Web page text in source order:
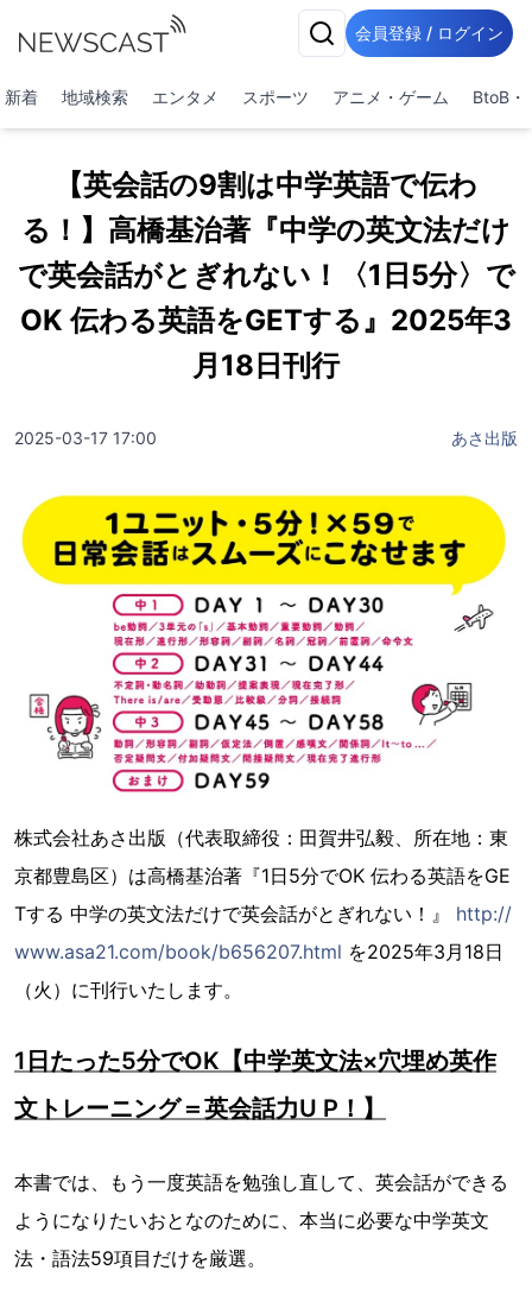
会員登録 / ログイン
新着 地域検索 エンタメ スポーツ アニメ・ゲーム BtoB・
【英会話の9割は中学英語で伝わ
る！】高橋基治著『中学の英文法だけ
で英会話がとぎれない！〈1日5分〉で
OK 伝わる英語をGETする』2025年3
月18日刊行
2025-03-17 17:00 あさ出版
株式会社あさ出版（代表取締役：田賀井弘毅、所在地：東
京都豊島区）は高橋基治著『1日5分でOK 伝わる英語をGE
Tする 中学の英文法だけで英会話がとぎれない！』 http://
www.asa21.com/book/b656207.html を2025年3月18日
（火）に刊行いたします。
1日たった5分でOK【中学英文法×穴埋め英作
文トレーニング＝英会話力U P！】
本書では、もう一度英語を勉強し直して、英会話ができる
ようになりたいおとなのために、本当に必要な中学英文
法・語法59項目だけを厳選。